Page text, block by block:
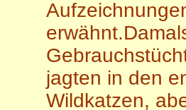
jagten in den
Wildkatzen,